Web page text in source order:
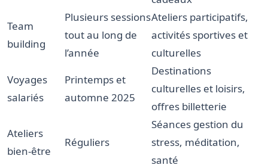
Team
building
Plusieurs sessions
tout au long de
l’année
Ateliers participatifs,
activités sportives et
culturelles
Voyages
salariés
Printemps et
automne 2025
Destinations
culturelles et loisirs,
offres billetterie
Ateliers
bien-être
Réguliers
Séances gestion du
stress, méditation,
santé